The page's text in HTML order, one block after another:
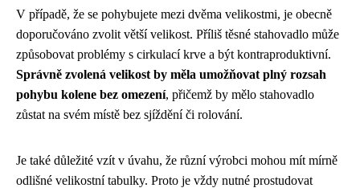
V případě, že se pohybujete mezi dvěma velikostmi, je obecně
doporučováno zvolit větší velikost. Příliš těsné stahovadlo může
způsobovat problémy s cirkulací krve a být kontraproduktivní.
Správně zvolená velikost by měla umožňovat plný rozsah
pohybu kolene bez omezení, přičemž by mělo stahovadlo
zůstat na svém místě bez sjíždění či rolování.
Je také důležité vzít v úvahu, že různí výrobci mohou mít mírně
odlišné velikostní tabulky. Proto je vždy nutné prostudovat